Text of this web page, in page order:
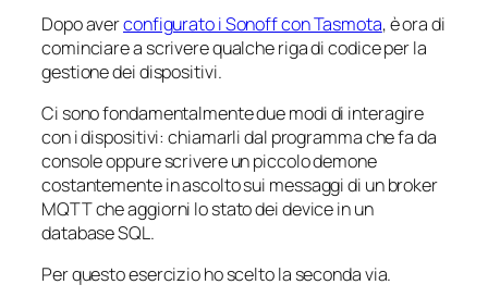
Dopo averconfigurato i Sonoff con Tasmota, è ora di
cominciare a scrivere qualche riga di codice per la
gestione dei dispositivi.
Ci sono fondamentalmente due modi di interagire
con i dispositivi: chiamarli dal programma che fa da
console oppure scrivere un piccolo demone
costantemente in ascolto sui messaggi di un broker
MQTT che aggiorni lo stato dei device in un
database SQL.
Per questo esercizio ho scelto la seconda via.